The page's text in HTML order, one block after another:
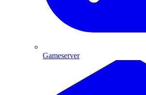
Gameserver